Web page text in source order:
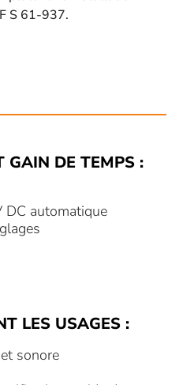
S 61-937.
GAIN DE TEMPS :
automatique
LES USAGES :
sonore